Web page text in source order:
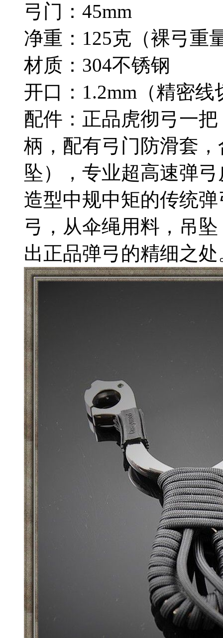
弓门：45mm
净重：125克（裸弓重
材质：304不锈钢
开口：1.2mm（精密线
配件：正品虎彻弓一
柄，配有弓门防滑套
坠），专业超高速弹
造型中规中矩的传统
弓，从伞绳用料，吊
出正品弹弓的精细之处